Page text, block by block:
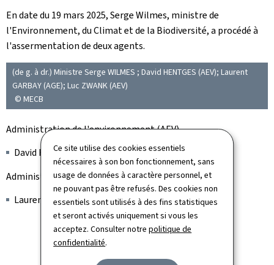
Ce site utilise des cookies essentiels
nécessaires à son bon fonctionnement, sans
usage de données à caractère personnel, et
ne pouvant pas être refusés. Des cookies non
essentiels sont utilisés à des fins statistiques
et seront activés uniquement si vous les
acceptez. Consulter notrepolitique de
confidentialité.
En date du 19 mars 2025, Serge Wilmes, ministre de
l'Environnement, du Climat et de la Biodiversité, a procédé à
l'assermentation de deux agents.
(de g. à dr.) Ministre Serge WILMES ; David HENTGES (AEV); Laurent
GARBAY (AGE); Luc ZWANK (AEV)
© MECB
Administration de l'environnement (AEV)
David HENTGES
Administration de la gestion de l'eau (AGE)
Laurent GARBAY